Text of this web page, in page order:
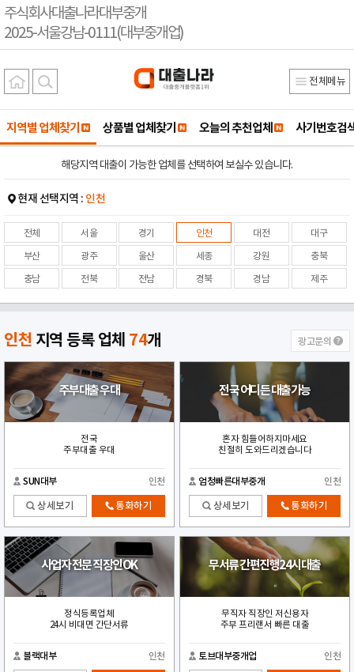
주식회사대출나라대부중개
2025-서울강남-0111(대부중개업)
전체메뉴
지역별 업체찾기 상품별 업체찾기 오늘의 추천업체 사기번호검
해당지역 대출이 가능한 업체를 선택하여 보실수 있습니다.
현재 선택지역 : 인천
전체 서울 경기 인천 대전 대구
부산 광주 울산 세종 강원 충북
충남 전북 전남 경북 경남 제주
인천 지역 등록 업체 74개 광고문의
주부대출 우대
전국
주부대출 우대
SUN대부 인천
상세보기 통화하기
전국 어디든 대출가능
혼자 힘들어하지마세요
친절히 도와드리겠습니다
엄청빠른대부중개 인천
상세보기 통화하기
사업자 전문 직장인OK
정식등록업체
24시 비대면 간단서류
블랙대부 인천
무서류 간편진행24시대출
무직자 직장인 저신용자
주부 프리랜서 빠른 대출
토브대부중개업 인천